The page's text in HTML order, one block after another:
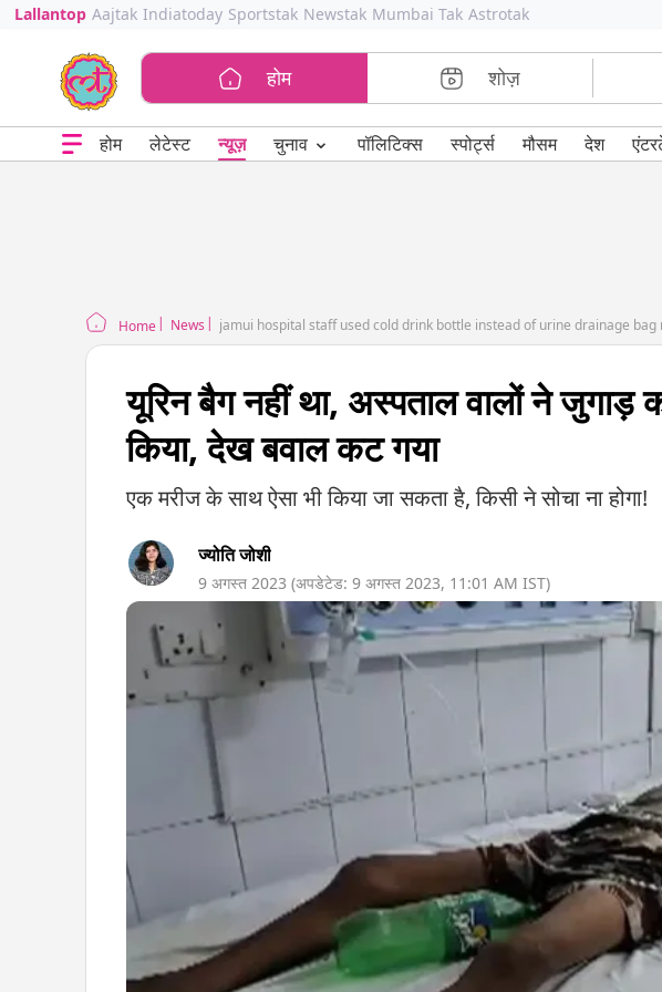
Lallantop Aajtak Indiatoday Sportstak Newstak Mumbai Tak Astrotak
होम शोज़
होम लेटेस्ट न्यूज़ चुनाव ⌄ पॉलिटिक्स स्पोर्ट्स मौसम देश
Home News jamui hospital staff used cold drink bottle instead of urine drainage bag
यूरिन बैग नहीं था, अस्पताल वालों ने
किया, देख बवाल कट गया
एक मरीज के साथ ऐसा भी किया जा सकता है, किसी ने सोचा ना होगा!
ज्योति जोशी
9 अगस्त 2023 (अपडेटेड: 9 अगस्त 2023, 11:01 AM IST)